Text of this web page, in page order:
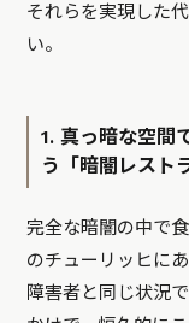
それらを実現した
い。
1. 真っ暗な空間
う「暗闇レスト
完全な暗闇の中で
のチューリッヒに
障害者と同じ状況